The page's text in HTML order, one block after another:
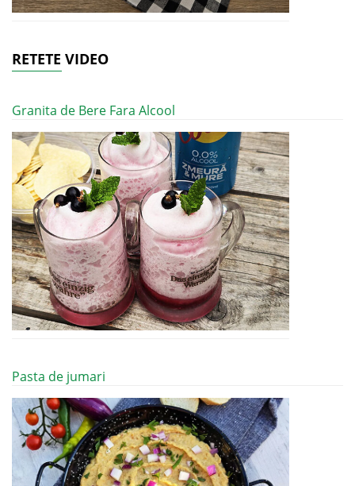
RETETE VIDEO
Granita de Bere Fara Alcool
Pasta de jumari